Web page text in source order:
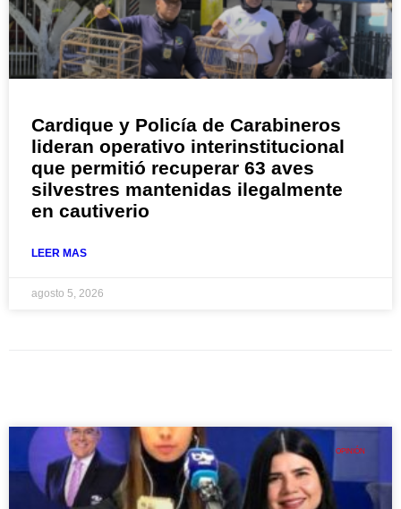
Cardique y Policía de Carabineros
lideran operativo interinstitucional
que permitió recuperar 63 aves
silvestres mantenidas ilegalmente
en cautiverio
LEER MAS
agosto 5, 2026
OPINIÓN